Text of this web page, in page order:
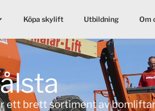
Köpa skylift Utbildning Om
ett brett sortiment av